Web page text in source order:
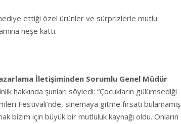
hediye ettiği özel ürünler ve sürprizlerle mutlu
neşe kattı.
İletişiminden Sorumlu Genel Müdür
hakkında şunları söyledi: “Çocukların gülümsediği
Festivali’nde, sinemaya gitme fırsatı bulamamış
bizim için büyük bir mutluluk kaynağı oldu. Onların